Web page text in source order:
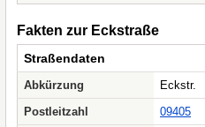
Fakten zur Eckstraße
Straßendaten
Abkürzung
Eckstr.
Postleitzahl
09405